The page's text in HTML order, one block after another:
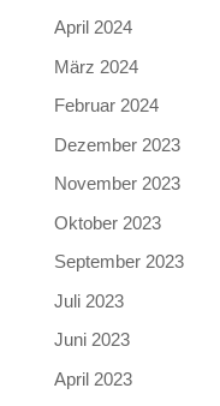
April 2024
März 2024
Februar 2024
Dezember 2023
November 2023
Oktober 2023
September 2023
Juli 2023
Juni 2023
April 2023